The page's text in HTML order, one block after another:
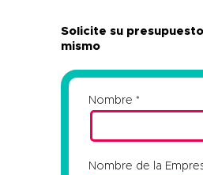
Solicite su
mismo
Nombre
Nombre de la